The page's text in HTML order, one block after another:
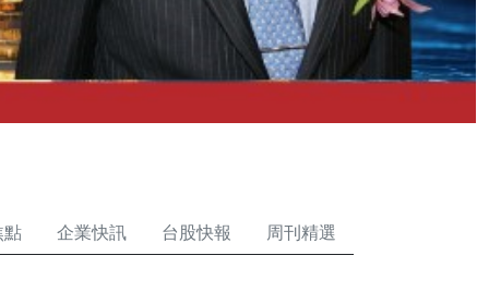
點 企業快訊 台股快報 周刊精選